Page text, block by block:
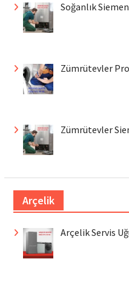
Soğanlık
Zümrütevler
Zümrütevler
Arçelik
Arçelik Servis